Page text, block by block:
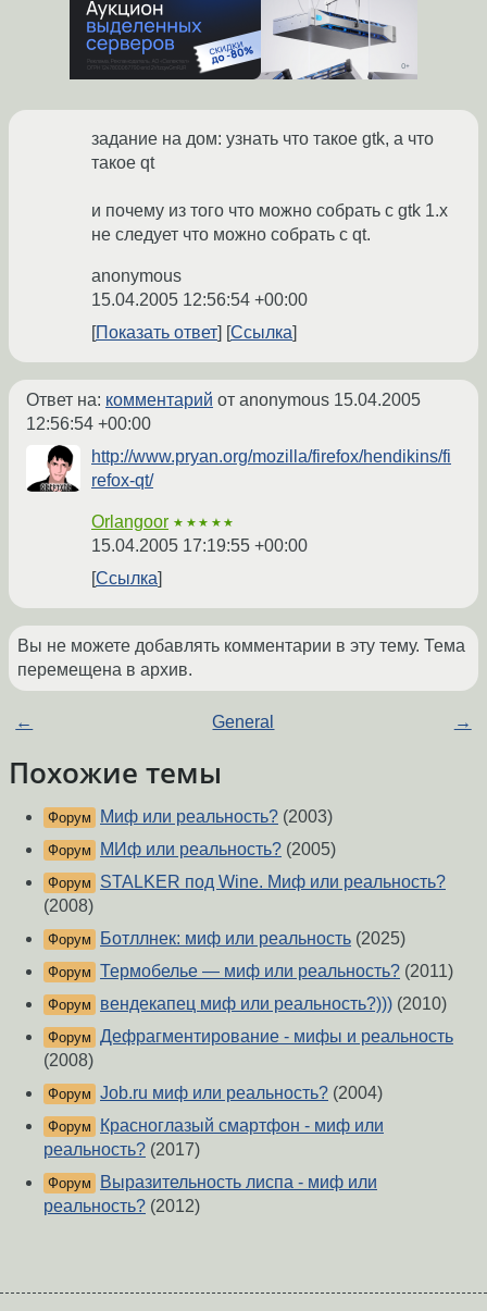
задание на дом: узнать что такое gtk, а что
такое qt
и почему из того что можно собрать с gtk 1.x
не следует что можно собрать с qt.
anonymous
15.04.2005 12:56:54 +00:00
Показать ответ
Ссылка
Ответ на: комментарий от anonymous 15.04.2005
12:56:54 +00:00
http://www.pryan.org/mozilla/firefox/hendikins/fi
refox-qt/
Orlangoor ★★★★★
15.04.2005 17:19:55 +00:00
Ссылка
Вы не можете добавлять комментарии в эту тему. Тема
перемещена в архив.
← General →
Похожие темы
Форум Миф или реальность? (2003)
Форум МИф или реальность? (2005)
Форум
STALKER под Wine. Миф или реальность?
(2008)
Форум Ботллнек: миф или реальность (2025)
Форум Термобелье — миф или реальность? (2011)
Форум вендекапец миф или реальность?))) (2010)
Форум Дефрагментирование - мифы и реальность
(2008)
Форум Job.ru миф или реальность? (2004)
Форум
Красноглазый смартфон - миф или
реальность? (2017)
Форум
Выразительность лиспа - миф или
реальность? (2012)